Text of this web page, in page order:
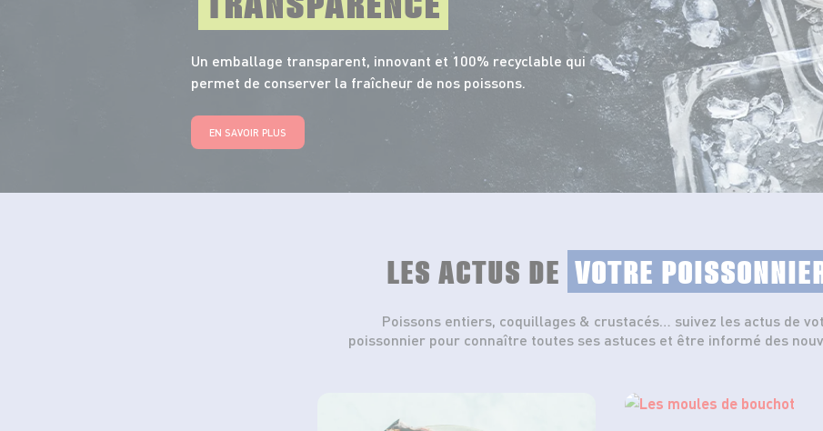
Un emballage transparent, innovant et 100% recyclable qui
permet de conserver la fraîcheur de nos poissons.
EN SAVOIR PLUS
LES ACTUS DE VOTRE
Poissons entiers, coquillages & crustacés… suivez les actus de
poissonnier pour connaître toutes ses astuces et être informé des